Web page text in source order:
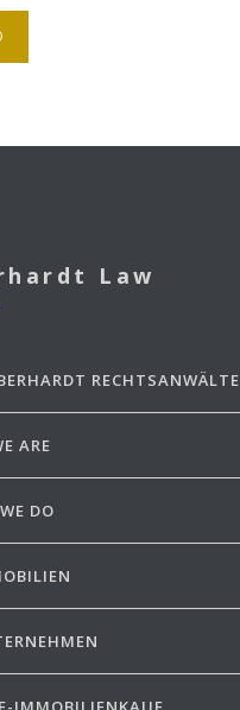
Law
RECHTSANWÄLTE
ARE
DO